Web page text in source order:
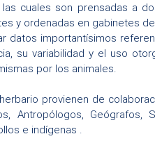
cuales son prensadas a
y ordenadas en gabinetes
datos importantísimos
su variabilidad y el uso
por los animales.
provienen de
Antropólogos, Geógrafos,
e indígenas .